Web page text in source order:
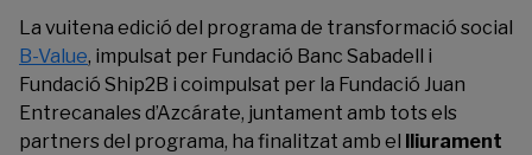
La vuitena edició del programa de transformació social
B-Value, impulsat per Fundació Banc Sabadell i
Fundació Ship2B i coimpulsat per la Fundació Juan
Entrecanales d’Azcárate, juntament amb tots els
partners del programa, ha finalitzat amb el
lliurament